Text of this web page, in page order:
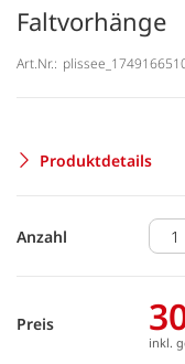
Faltvorhänge
Art.Nr.:
Produktdetails
Anzahl
Preis
inkl.